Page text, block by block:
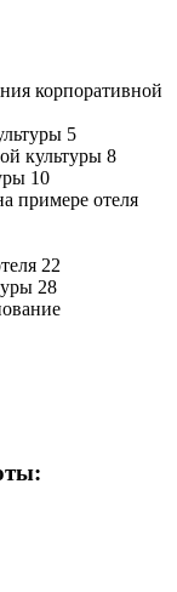
корпоративной
5
культуры 8
10
примере отеля
22
28